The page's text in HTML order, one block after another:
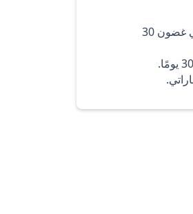
في حالة الوفاة أو الزواج أو الطلاق - يجب الإبلاغ عن هذه التغييرات إلى السلطات الإماراتية في غضون 30